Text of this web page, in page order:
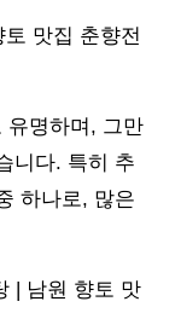
맛집 춘향전
유명하며, 그만
니다. 특히 추
하나로, 많은
| 남원 향토 맛